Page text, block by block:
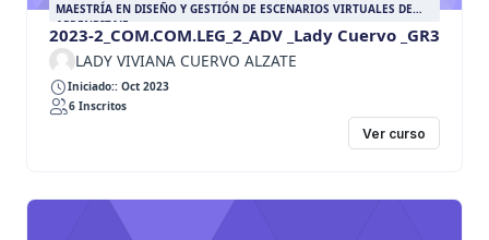
MAESTRÍA EN DISEÑO Y GESTIÓN DE ESCENARIOS VIRTUALES DE
APRENDIZAJE
2023-2_COM.COM.LEG_2_ADV _Lady Cuervo _GR3
LADY VIVIANA CUERVO ALZATE
Iniciado:: Oct 2023
6 Inscritos
Ver curso